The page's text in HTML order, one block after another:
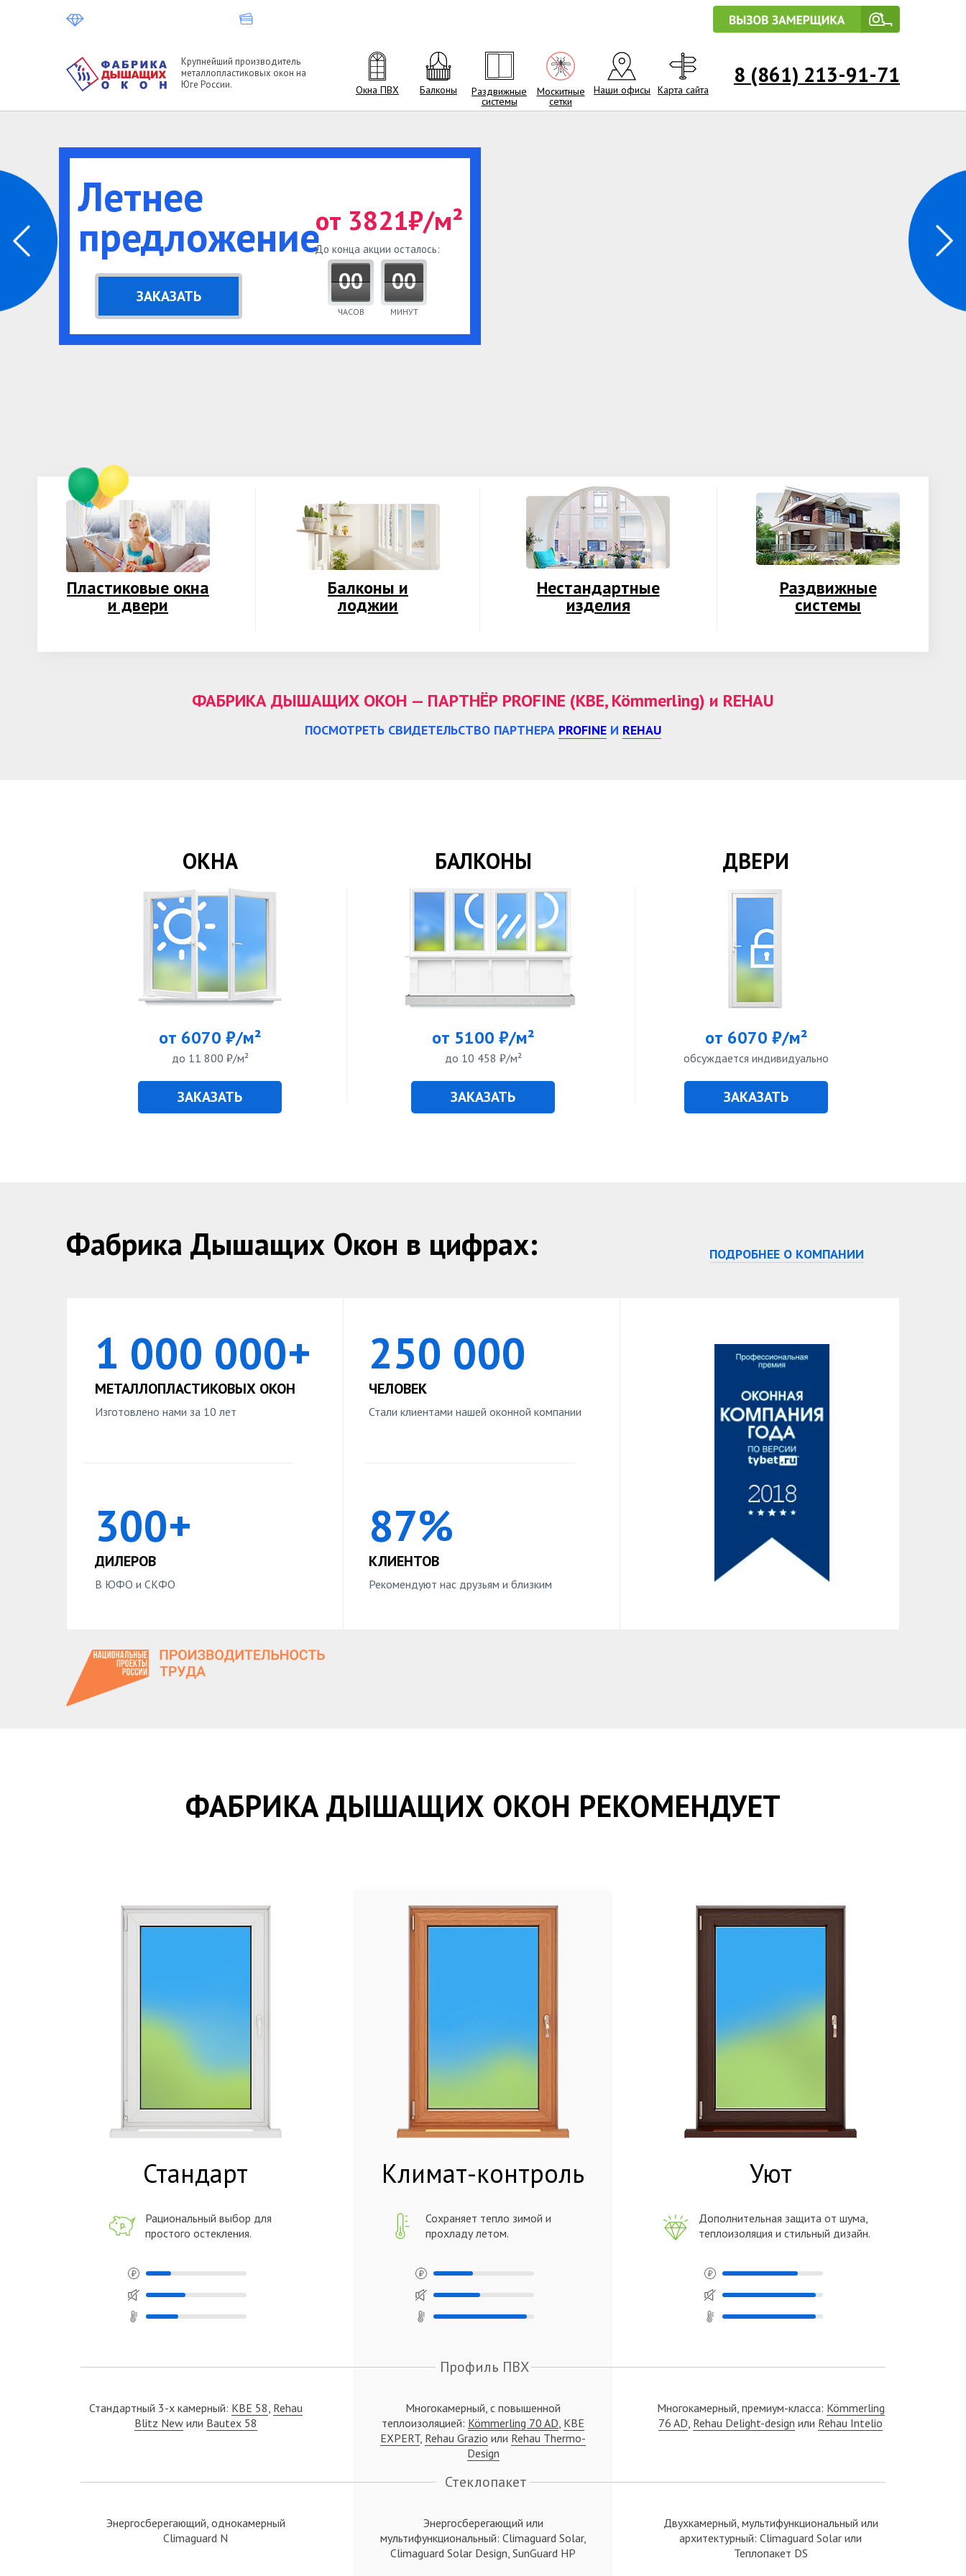
8 (861) 213-91-71
Крупнейший производитель
металлопластиковых окон на
Юге России.
Окна ПВХ Балконы Раздвижные
системы
Наши офисы Карта сайта
Москитные
сетки
Летнее
предложение
ЗАКАЗАТЬ
от 3821₽/м²
00
ЧАСОВ
00
МИНУТ
До конца акции осталось:
Пластиковые окна
и двери
Раздвижные
системы
Балконы и
лоджии
Нестандартные
изделия
ФАБРИКА ДЫШАЩИХ ОКОН — ПАРТНЁР PROFINE (KBE, Kömmerling) и REHAU
ПОСМОТРЕТЬ СВИДЕТЕЛЬСТВО ПАРТНЕРА PROFINE И REHAU
ОКНА
от 6070 ₽/м²
до 11 800 ₽/м²
ЗАКАЗАТЬ
ДВЕРИ
от 6070 ₽/м²
обсуждается индивидуально
ЗАКАЗАТЬ
БАЛКОНЫ
от 5100 ₽/м²
до 10 458 ₽/м²
ЗАКАЗАТЬ
1 000 000+
МЕТАЛЛОПЛАСТИКОВЫХ ОКОН
Изготовлено нами за 10 лет
300+
ДИЛЕРОВ
В ЮФО и СКФО
250 000
ЧЕЛОВЕК
Стали клиентами нашей оконной компании
87%
КЛИЕНТОВ
Рекомендуют нас друзьям и близким
Фабрика Дышащих Окон в цифрах: ПОДРОБНЕЕ О КОМПАНИИ
ФАБРИКА ДЫШАЩИХ ОКОН РЕКОМЕНДУЕТ
Профиль ПВХ
Стандартный 3-x камерный: KBE 58, Rehau
Blitz Newили Bautex 58
Стандарт Климат-контроль Уют
Многокамерный, с повышенной
теплоизоляцией: Kömmerling 70 AD, KBE
EXPERT, Rehau Grazio или Rehau Thermo-
Design
Многокамерный, премиум-класса: Kömmerling
76 AD, Rehau Delight-design или Rehau Intelio
Стеклопакет
Энергосберегающий, однокамерный
Climaguard N
Энергосберегающий или
мультифункциональный: Climaguard Solar,
Climaguard Solar Design, SunGuard HP
Двухкамерный, мультифункциональный или
архитектурный: Climaguard Solar или
Теплопакет DS
Рациональный выбор для
простого остекления.
Сохраняет тепло зимой и
прохладу летом.
Дополнительная защита от шума,
теплоизоляция и стильный дизайн.